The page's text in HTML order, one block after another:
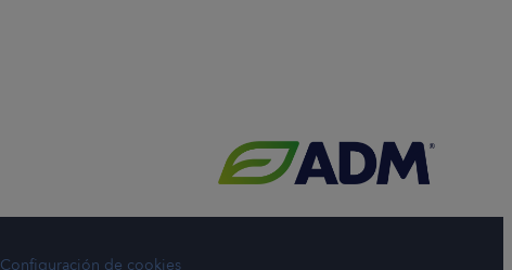
Configuración de cookies